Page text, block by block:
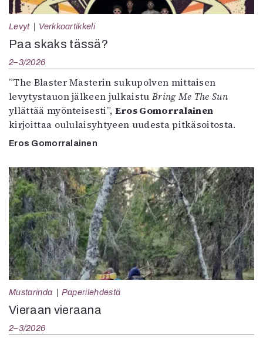
Levyt Verkkoartikkeli
Paa skaks tässä?
2–3/2026
”The Blaster Masterin sukupolven mittaisen
levytystauon jälkeen julkaistu Bring Me The Sun
yllättää myönteisesti”, Eros Gomorralainen
kirjoittaa oululaisyhtyeen uudesta pitkäsoitosta.
Eros Gomorralainen
Mustarinda Paperilehdestä
Vieraan vieraana
2–3/2026